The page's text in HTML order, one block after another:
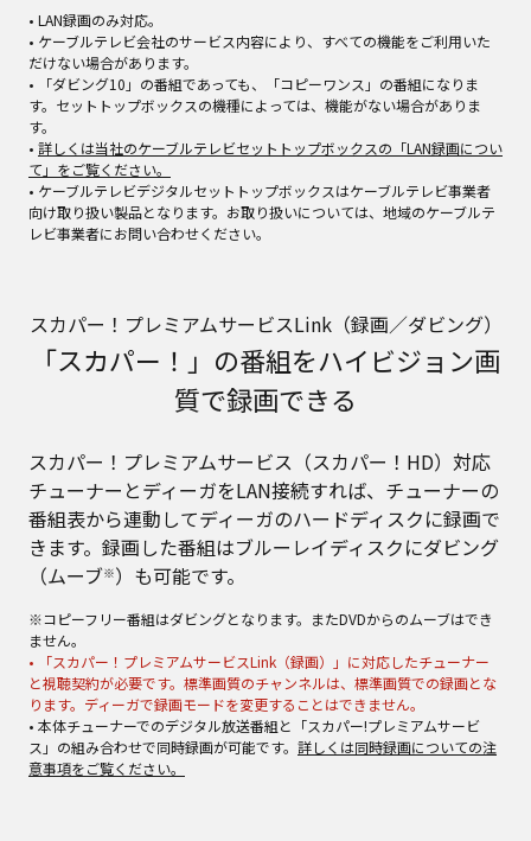
• LAN録画のみ対応。
• ケーブルテレビ会社のサービス内容により、すべての機能をご利用いた
だけない場合があります。
• 「ダビング10」の番組であっても、「コピーワンス」の番組になりま
す。セットトップボックスの機種によっては、機能がない場合がありま
す。
• 詳しくは当社のケーブルテレビセットトップボックスの「LAN録画につい
て」をご覧ください。
• ケーブルテレビデジタルセットトップボックスはケーブルテレビ事業者
向け取り扱い製品となります。お取り扱いについては、地域のケーブルテ
レビ事業者にお問い合わせください。
スカパー！プレミアムサービスLink（録画／ダビング）
「スカパー！」の番組をハイビジョン画
質で録画できる
スカパー！プレミアムサービス（スカパー！HD）対応
チューナーとディーガをLAN接続すれば、チューナーの
番組表から連動してディーガのハードディスクに録画で
きます。録画した番組はブルーレイディスクにダビング
（ムーブ※）も可能です。
※コピーフリー番組はダビングとなります。またDVDからのムーブはでき
ません。
• 「スカパー！プレミアムサービスLink（録画）」に対応したチューナー
と視聴契約が必要です。標準画質のチャンネルは、標準画質での録画とな
ります。ディーガで録画モードを変更することはできません。
• 本体チューナーでのデジタル放送番組と「スカパー!プレミアムサービ
ス」の組み合わせで同時録画が可能です。 詳しくは同時録画についての注
意事項をご覧ください。